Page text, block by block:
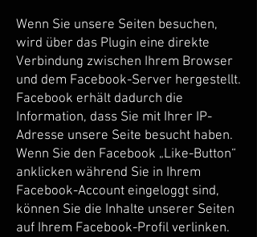
Wenn Sie unsere Seiten besuchen,
wird über das Plugin eine direkte
Verbindung zwischen Ihrem Browser
und dem Facebook-Server hergestellt.
Facebook erhält dadurch die
Information, dass Sie mit Ihrer IP-
Adresse unsere Seite besucht haben.
Wenn Sie den Facebook „Like-Button“
anklicken während Sie in Ihrem
Facebook-Account eingeloggt sind,
können Sie die Inhalte unserer Seiten
auf Ihrem Facebook-Profil verlinken.